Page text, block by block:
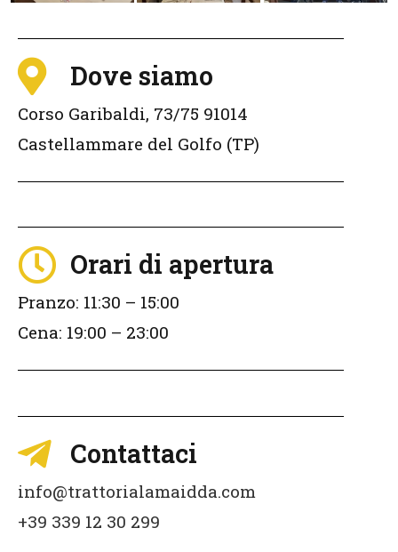
Dove siamo
Corso Garibaldi, 73/75 91014
Castellammare del Golfo (TP)
Orari di apertura
Pranzo: 11:30 – 15:00
Cena: 19:00 – 23:00
Contattaci
info@trattorialamaidda.com
+39 339 12 30 299